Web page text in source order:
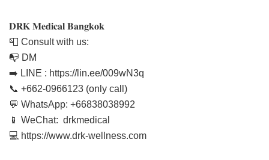
𝐃𝐑𝐊 𝐌𝐞𝐝𝐢𝐜𝐚𝐥 𝐁𝐚𝐧𝐠𝐤𝐨𝐤
📮 Consult with us:
📭 DM
➡️ LINE : https://lin.ee/009wN3q
📞 +662-0966123 (only call)
💬 WhatsApp: +66838038992
📱 WeChat: drkmedical
💻 https://www.drk-wellness.com